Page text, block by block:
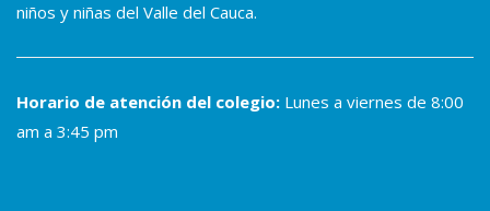
niños y niñas del Valle del Cauca.
Horario de atención del colegio: Lunes a viernes de 8:00
am a 3:45 pm